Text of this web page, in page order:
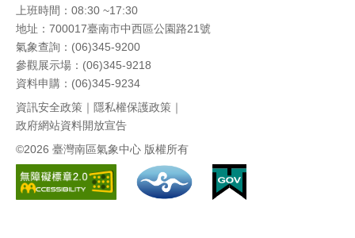
上班時間：08:30 ~17:30
地址：700017臺南市中西區公園路21號
氣象查詢：(06)345-9200
參觀展示場：(06)345-9218
資料申購：(06)345-9234
資訊安全政策 ｜ 隱私權保護政策 ｜
政府網站資料開放宣告
©2026 臺灣南區氣象中心 版權所有